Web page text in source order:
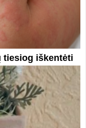
tiesiog iškentėti